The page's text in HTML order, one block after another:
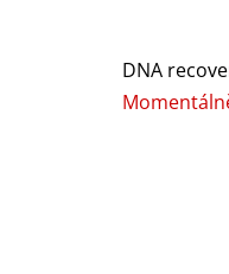
DNA